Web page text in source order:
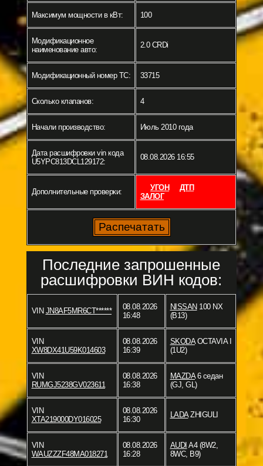
Максимум мощности в кВт: 100
Модификационное
наименование авто:
2.0 CRDi
Модификационный номер ТС: 33715
Сколько клапанов: 4
Начали производство: Июль 2010 года
Дата расшифровки vin кода
U5YPC813DCL129172:
08.08.2026 16:55
Дополнительные проверки: УГОН
ДТП
ЗАЛОГ
Последние запрошенные
расшифровки ВИН кодов:
VIN JN8AF5MR6CT******
08.08.2026
16:48
NISSAN 100 NX
(B13)
VIN
XW8DX41U59K014603
08.08.2026
16:39
SKODAOCTAVIA I
(1U2)
VIN
RUMGJ5238GV023611
08.08.2026
16:38
MAZDA6 седан
(GJ, GL)
VIN
XTA219000DY016025
08.08.2026
16:30
LADAZHIGULI
VIN
WAUZZZF48MA018271
08.08.2026
16:28
AUDI A4 (8W2,
8WC, B9)